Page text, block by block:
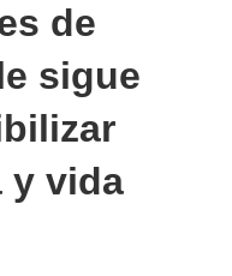
de
sigue
y vida